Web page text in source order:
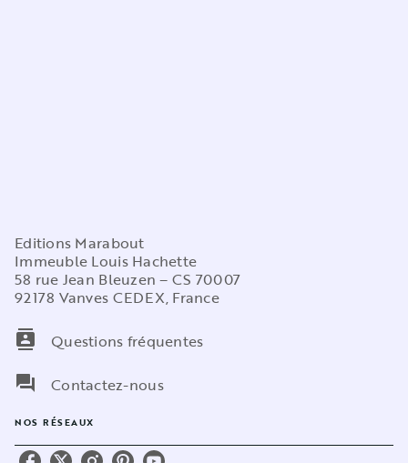
Editions Marabout
Immeuble Louis Hachette
58 rue Jean Bleuzen – CS 70007
92178 Vanves CEDEX, France
contacts
Questions fréquentes
question_answer
Contactez-nous
NOS RÉSEAUX